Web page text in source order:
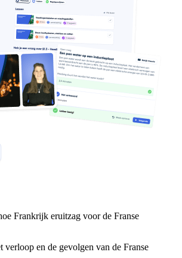
Frankrijk eruitzag voor de Franse
verloop en de gevolgen van de Franse